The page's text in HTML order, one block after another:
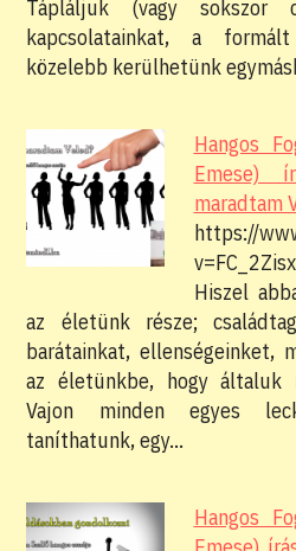
Tápláljuk (vagy
kapcsolatainkat, a
közelebb kerülhetünk
Hangos
Emese)
maradtam
https://
Hiszel
az életünk része;
barátainkat, ellenségeinket,
az életünkbe, hogy általuk
Vajon minden egyes
taníthatunk, egy…
Hangos